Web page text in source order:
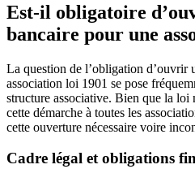
Est-il obligatoire
bancaire pour une
La question de l’obligation d’ouvrir
association loi 1901 se pose
structure associative. Bien que la loi
cette démarche à toutes les
cette ouverture nécessaire voire
Cadre légal et obligations